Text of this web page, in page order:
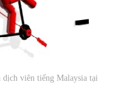
viên tiếng Malaysia tại